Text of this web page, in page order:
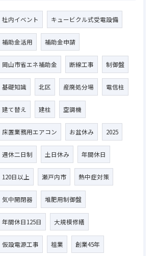
社内イベント キュービクル式受電設備
補助金活用 補助金申請
岡山市省エネ補助金 断線工事 制御盤
基礎知識 北区 産廃処分場 電信柱
建て替え 建柱 空調機
床置業務用エアコン お盆休み 2025
週休二日制 土日休み 年間休日
120日以上 瀬戸内市 熱中症対策
気中開閉器 堆肥用制御盤
年間休日125日 大規模修繕
仮設電源工事 祖業 創業45年